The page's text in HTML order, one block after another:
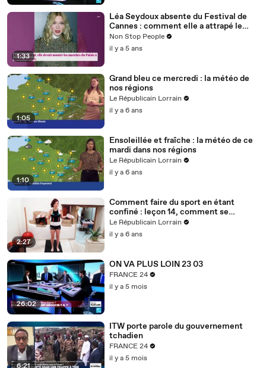
1:33
Léa Seydoux absente du Festival de
Cannes : comment elle a attrapé le
Covid
Non Stop People
il y a 5 ans
1:05
Grand bleu ce mercredi : la météo de
nos régions
Le Républicain Lorrain
il y a 6 ans
1:10
Ensoleillée et fraîche : la météo de ce
mardi dans nos régions
Le Républicain Lorrain
il y a 6 ans
2:27
Comment faire du sport en étant
confiné : leçon 14, comment se
muscler avec des bouteilles d'eau ?
Le Républicain Lorrain
il y a 6 ans
26:02
ON VA PLUS LOIN 23 03
FRANCE 24
il y a 5 mois
ITW porte parole du gouvernement
tchadien
FRANCE 24
il y a 5 mois